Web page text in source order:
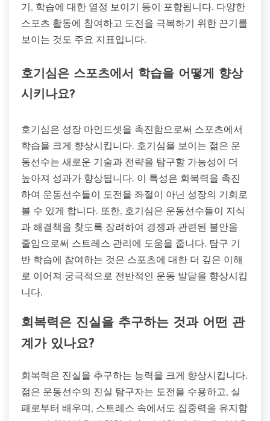
기, 학습에 대한 열정 보이기 등이 포함됩니다. 다양한
스포츠 활동에 참여하고 도전을 극복하기 위한 끈기를
보이는 것도 주요 지표입니다.
호기심은 스포츠에서 학습을 어떻게 향상
시키나요?
호기심은 성장 마인드셋을 촉진함으로써 스포츠에서
학습을 크게 향상시킵니다. 호기심을 보이는 젊은 운
동선수는 새로운 기술과 전략을 탐구할 가능성이 더
높아져 성과가 향상됩니다. 이 특성은 회복력을 촉진
하여 운동선수들이 도전을 좌절이 아닌 성장의 기회로
볼 수 있게 합니다. 또한, 호기심은 운동선수들이 지식
과 해결책을 찾도록 장려하여 경쟁과 관련된 불안을
줄임으로써 스트레스 관리에 도움을 줍니다. 탐구 기
반 학습에 참여하는 것은 스포츠에 대한 더 깊은 이해
로 이어져 궁극적으로 전반적인 운동 발달을 향상시킵
니다.
회복력은 진실을 추구하는 것과 어떤 관
계가 있나요?
회복력은 진실을 추구하는 능력을 크게 향상시킵니다.
젊은 운동선수의 진실 탐구자는 도전을 수용하고, 실
패로부터 배우며, 스트레스 속에서도 집중력을 유지함